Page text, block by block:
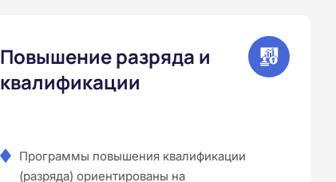
Повышение разряда и
квалификации
Программы повышения квалификации
(разряда) ориентированы на